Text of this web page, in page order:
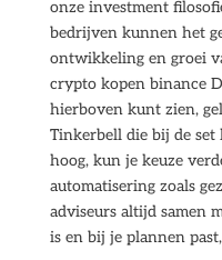
onze investment
bedrijven kunnen het
ontwikkeling en groei
crypto kopen binance
hierboven kunt zien,
Tinkerbell die bij de set
hoog, kun je keuze
automatisering zoals
adviseurs altijd samen
is en bij je plannen